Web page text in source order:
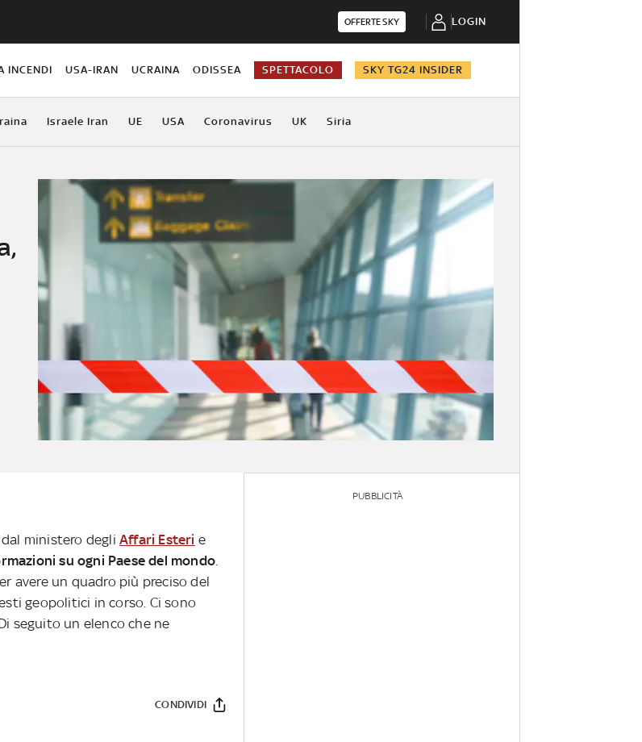
OFFERTE SKY LOGIN
INCENDI USA-IRAN UCRAINA ODISSEA SPETTACOLO SKY TG24 INSIDER
Israele Iran UE USA Coronavirus UK Siria
ministero degli Affari Esteri e
su ogni Paese del mondo.
avere un quadro più preciso del
geopolitici in corso. Ci sono
seguito un elenco che ne
CONDIVIDI
PUBBLICITÀ